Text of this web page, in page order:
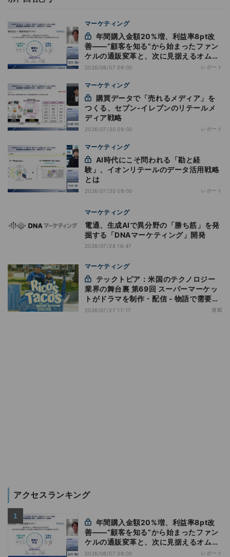
マーケティング
善——“顧客を知る”から始まったファン
ケルの通販変革と、次に見据えるオムニ
チャネル
2026/08/07 09:00 レポート
マーケティング
つくる、セブン-イレブンのリテールメ
ディア戦略
2026/07/30 09:00 レポート
マーケティング
験」、イオンリテールのデータ活用戦略
とは
2026/07/30 09:00 レポート
マーケティング
電通、生成AIで異分野の「勝ち筋」を発
掘する「DNAマーケティング」開発
2026/07/28 16:47
マーケティング
業界の舞台裏 第69回 スーパーマーケッ
トがドラマを制作・配信 - 物語で需要を
演出する小売メディア
2026/07/27 17:17 連載
アクセスランキング
善——“顧客を知る”から始まったファン
ケルの通販変革と、次に見据えるオムニ
チャネル
2026/08/07 09:00 レポート